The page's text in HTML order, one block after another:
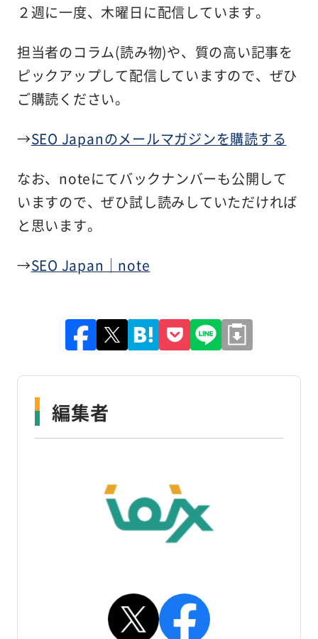
２週に一度、木曜日に配信しています。
担当者のコラム(読み物)や、質の高い記事を
ピックアップして配信していますので、ぜひ
ご購読ください。
→SEO Japanのメールマガジンを購読する
なお、noteにてバックナンバーも公開して
いますので、ぜひ試し読みしていただければ
と思います。
→SEO Japan｜note
編集者